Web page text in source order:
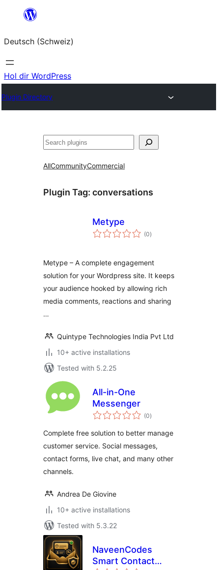
springen
Deutsch (Schweiz)
Hol dir WordPress
Plugin Directory
Suchen
AllCommunityCommercial
Plugin Tag: conversations
Metype
(0total
ratings
)
Metype – A complete engagement
solution for your Wordpress site. It keeps
your audience hooked by allowing rich
media comments, reactions and sharing
…
Quintype Technologies India Pvt Ltd
10+ active installations
Tested with 5.2.25
All-in-One
Messenger
(0total
ratings
)
Complete free solution to better manage
customer service. Social messages,
contact forms, live chat, and many other
channels.
Andrea De Giovine
10+ active installations
Tested with 5.3.22
NaveenCodes
Smart Contact